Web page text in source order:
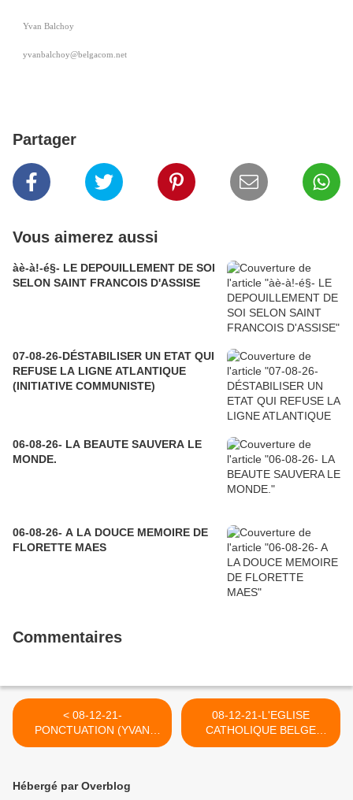
Yvan Balchoy
yvanbalchoy@belgacom.net
Partager
Vous aimerez aussi
àè-à!-é§- LE DEPOUILLEMENT DE SOI
SELON SAINT FRANCOIS D'ASSISE
07-08-26-DÉSTABILISER UN ETAT QUI
REFUSE LA LIGNE ATLANTIQUE
(INITIATIVE COMMUNISTE)
06-08-26- LA BEAUTE SAUVERA LE
MONDE.
06-08-26- A LA DOUCE MEMOIRE DE
FLORETTE MAES
Commentaires
< 08-12-21-
PONCTUATION (YVAN
BALCHOY)
08-12-21-L'EGLISE
CATHOLIQUE BELGE
SOUTIENT-ELLE LES
Hébergé par Overblog